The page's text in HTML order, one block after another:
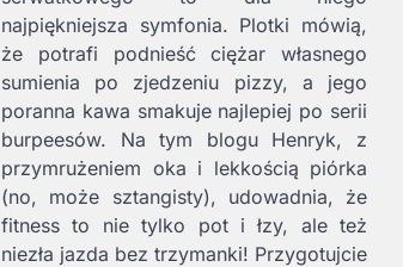
najpiękniejsza symfonia. Plotki mówią,
że potrafi podnieść ciężar własnego
sumienia po zjedzeniu pizzy, a jego
poranna kawa smakuje najlepiej po serii
burpeesów. Na tym blogu Henryk, z
przymrużeniem oka i lekkością piórka
(no, może sztangisty), udowadnia, że
fitness to nie tylko pot i łzy, ale też
niezła jazda bez trzymanki! Przygotujcie